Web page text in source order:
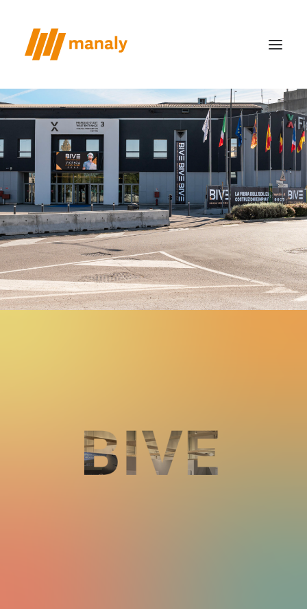
chi siamo
il metodo
realizzazioni
case study
news
contatti